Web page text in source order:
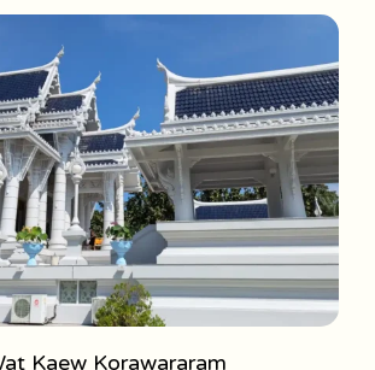
Kaew Korawararam